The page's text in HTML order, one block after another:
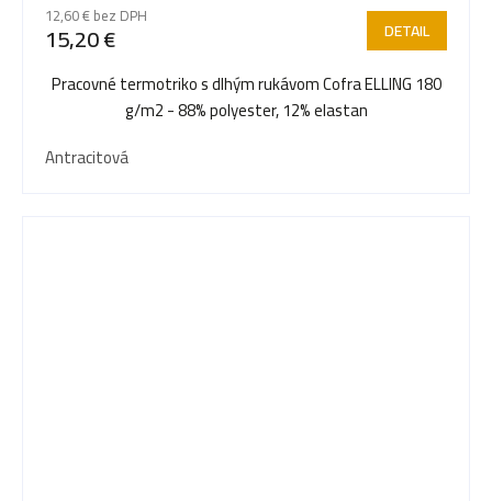
12,60 € bez DPH
15,20 € DETAIL
Pracovné termotriko s dlhým rukávom Cofra ELLING 180
g/m2 - 88% polyester, 12% elastan
Antracitová